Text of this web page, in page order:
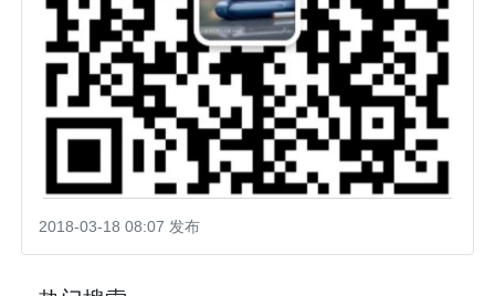
2018-03-18 08:07 发布